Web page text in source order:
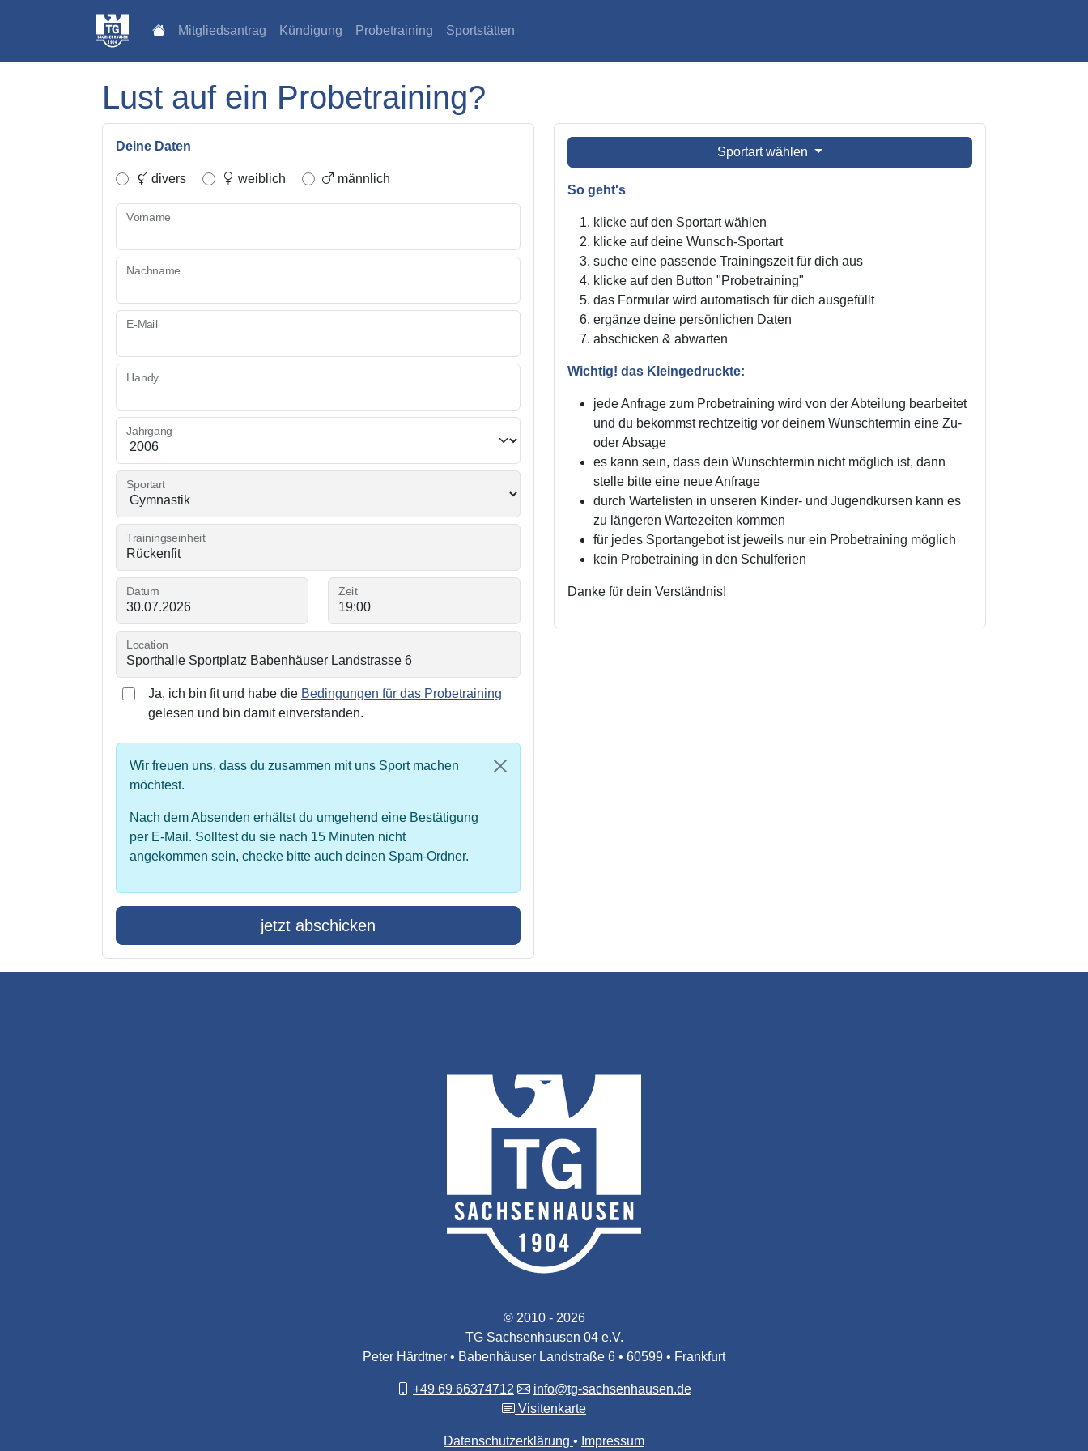
Mitgliedsantrag Kündigung Probetraining Sportstätten
Lust auf ein Probetraining?
Deine Daten
divers weiblich männlich
Vorname
Nachname
E-Mail
Handy
Jahrgang
Sportart
Trainingseinheit
Datum Zeit
Location
Ja, ich bin fit und habe die Bedingungen für das Probetraining
gelesen und bin damit einverstanden.
Wir freuen uns, dass du zusammen mit uns Sport machen
möchtest.
Nach dem Absenden erhältst du umgehend eine Bestätigung
per E-Mail. Solltest du sie nach 15 Minuten nicht
angekommen sein, checke bitte auch deinen Spam-Ordner.
jetzt abschicken
Sportart wählen
So geht's
klicke auf den Sportart wählen
klicke auf deine Wunsch-Sportart
suche eine passende Trainingszeit für dich aus
klicke auf den Button "Probetraining"
das Formular wird automatisch für dich ausgefüllt
ergänze deine persönlichen Daten
abschicken & abwarten
Wichtig! das Kleingedruckte:
jede Anfrage zum Probetraining wird von der Abteilung bearbeitet
und du bekommst rechtzeitig vor deinem Wunschtermin eine Zu-
oder Absage
es kann sein, dass dein Wunschtermin nicht möglich ist, dann
stelle bitte eine neue Anfrage
durch Wartelisten in unseren Kinder- und Jugendkursen kann es
zu längeren Wartezeiten kommen
für jedes Sportangebot ist jeweils nur ein Probetraining möglich
kein Probetraining in den Schulferien
Danke für dein Verständnis!
© 2010 - 2026
TG Sachsenhausen 04 e.V.
Peter Härdtner • Babenhäuser Landstraße 6 • 60599 • Frankfurt
+49 69 66374712
info@tg-sachsenhausen.de
Visitenkarte
Datenschutzerklärung Impressum